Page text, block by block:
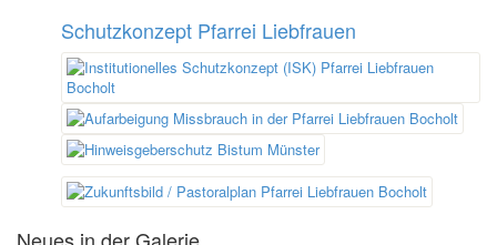
Schutzkonzept Pfarrei Liebfrauen